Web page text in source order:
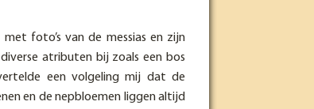
foto’s van de messias en zijn
atributen bij zoals een bos
een volgeling mij dat de
en de nepbloemen liggen altijd